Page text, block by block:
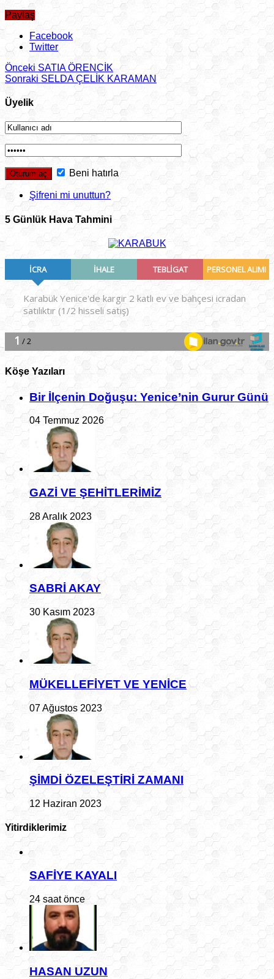
Paylaş
Facebook
Twitter
Önceki SATIA ÖRENCİK
Sonraki SELDA ÇELİK KARAMAN
Üyelik
Beni hatırla
Şifreni mi unuttun?
5 Günlük Hava Tahmini
Köşe Yazıları
Bir İlçe­nin Do­ğu­şu: Ye­ni­ce’nin Gurur Günü
04 Temmuz 2026
GAZİ VE ŞEHİTLERİMİZ
28 Aralık 2023
SABRİ AKAY
30 Kasım 2023
MÜKELLEFİYET VE YENİCE
07 Ağustos 2023
ŞİMDİ ÖZELEŞTİRİ ZAMANI
12 Haziran 2023
Yitirdiklerimiz
SAFİYE KAYALI
24 saat önce
HASAN UZUN